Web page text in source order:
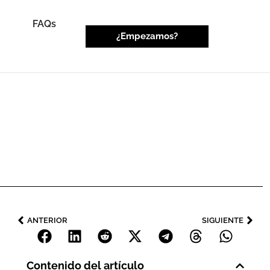
FAQs
¿Empezamos?
ANTERIOR SIGUIENTE
Contenido del artículo